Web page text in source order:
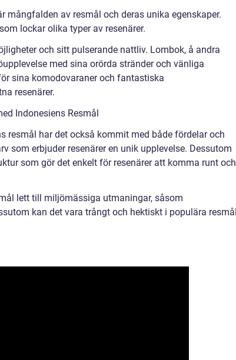
mångfalden av resmål och deras unika egenskaper.
lockar olika typer av resenärer.
och sitt pulserande nattliv. Lombok, å andra
med sina orörda stränder och vänliga
sina komodovaraner och fantastiska
resenärer.
Indonesiens Resmål
resmål har det också kommit med både fördelar och
som erbjuder resenärer en unik upplevelse. Dessutom
som gör det enkelt för resenärer att komma runt och
lett till miljömässiga utmaningar, såsom
kan det vara trångt och hektiskt i populära resmål